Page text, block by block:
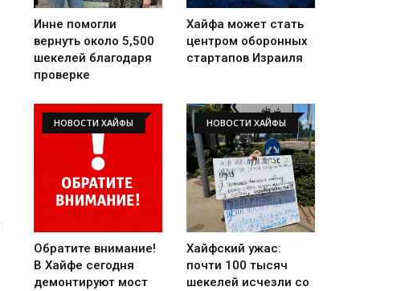
Инне помогли
вернуть около 5,500
шекелей благодаря
проверке
Хайфа может стать
центром оборонных
стартапов Израиля
НОВОСТИ ХАЙФЫ
Обратите внимание!
В Хайфе сегодня
демонтируют мост
НОВОСТИ ХАЙФЫ
Хайфский ужас:
почти 100 тысяч
шекелей исчезли со